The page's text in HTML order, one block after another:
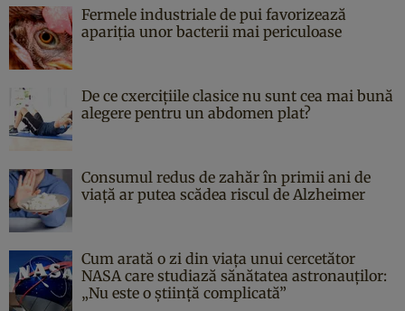
Fermele industriale de pui favorizează
apariția unor bacterii mai periculoase
De ce cxercițiile clasice nu sunt cea mai bună
alegere pentru un abdomen plat?
Consumul redus de zahăr în primii ani de
viață ar putea scădea riscul de Alzheimer
Cum arată o zi din viața unui cercetător
NASA care studiază sănătatea astronauților:
„Nu este o știință complicată”